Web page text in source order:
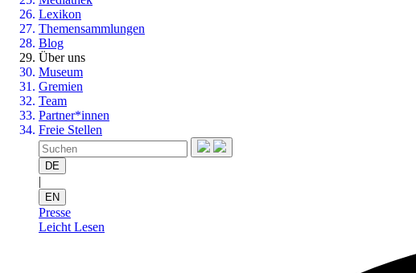
Lexikon
Themensammlungen
Blog
Über uns
Museum
Gremien
Team
Partner*innen
Freie Stellen
DE
|
EN
Presse
Leicht Lesen